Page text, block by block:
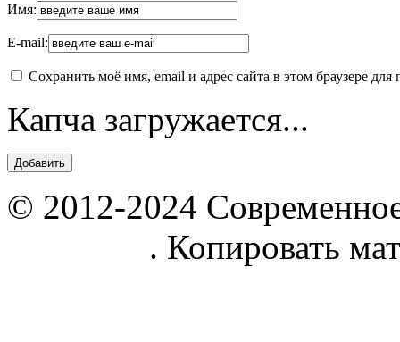
Имя:
E-mail:
Сохранить моё имя, email и адрес сайта в этом браузере
Капча загружается...
© 2012-2024
. Копировать